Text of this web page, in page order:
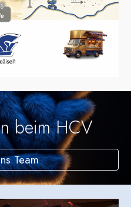
beim HCV
Team